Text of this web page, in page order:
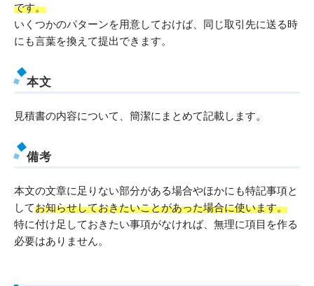
です。
いくつかのパターンを用意しておけば、同じ取引先に送る時
にも言葉を換えて提出できます。
本文
見積書の内容について、簡潔にまとめて記載します。
備考
本文の文章に足りない部分がある場合やほかにも特記事項と
してお知らせしておきたいことがあった場合に使います。
特に付け足しておきたい事項がなければ、無理に項目を作る
必要はありません。